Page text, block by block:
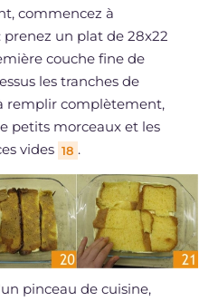
commencez à
un plat de 28x22
couche fine de
les tranches de
remplir complètement,
petits morceaux et les
vides 18 .
pinceau de cuisine,